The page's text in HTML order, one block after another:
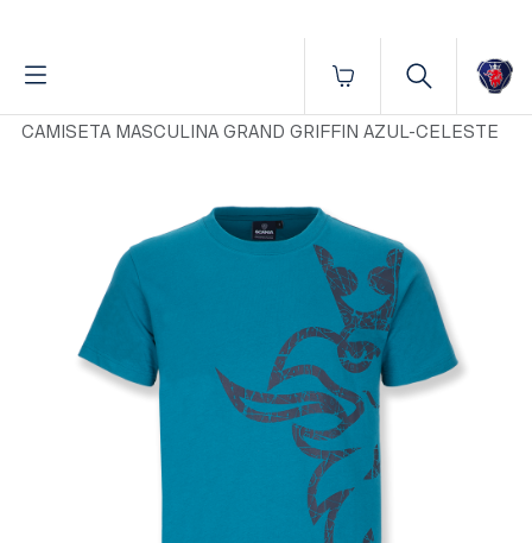
CAMISETA MASCULINA GRAND GRIFFIN AZUL-CELESTE